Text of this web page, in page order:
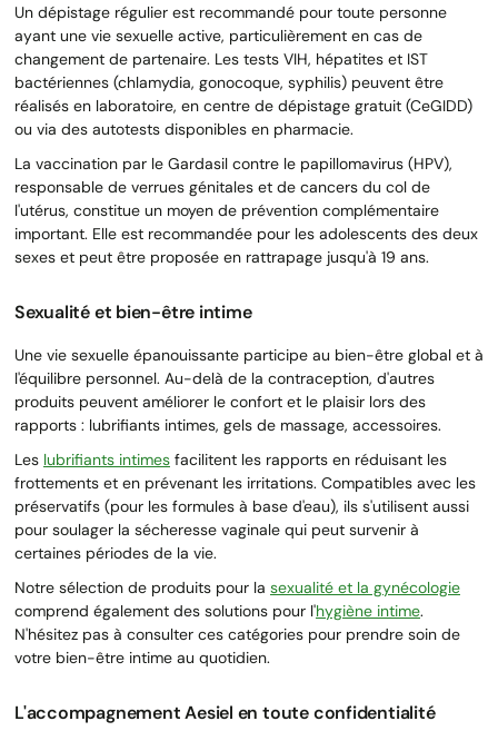
Un dépistage régulier est recommandé pour toute personne
ayant une vie sexuelle active, particulièrement en cas de
changement de partenaire. Les tests VIH, hépatites et IST
bactériennes (chlamydia, gonocoque, syphilis) peuvent être
réalisés en laboratoire, en centre de dépistage gratuit (CeGIDD)
ou via des autotests disponibles en pharmacie.
La vaccination par le Gardasil contre le papillomavirus (HPV),
responsable de verrues génitales et de cancers du col de
l'utérus, constitue un moyen de prévention complémentaire
important. Elle est recommandée pour les adolescents des deux
sexes et peut être proposée en rattrapage jusqu'à 19 ans.
Sexualité et bien-être intime
Une vie sexuelle épanouissante participe au bien-être global et à
l'équilibre personnel. Au-delà de la contraception, d'autres
produits peuvent améliorer le confort et le plaisir lors des
rapports : lubrifiants intimes, gels de massage, accessoires.
Les lubrifiants intimes facilitent les rapports en réduisant les
frottements et en prévenant les irritations. Compatibles avec les
préservatifs (pour les formules à base d'eau), ils s'utilisent aussi
pour soulager la sécheresse vaginale qui peut survenir à
certaines périodes de la vie.
Notre sélection de produits pour la sexualité et la gynécologie
comprend également des solutions pour l'hygiène intime.
N'hésitez pas à consulter ces catégories pour prendre soin de
votre bien-être intime au quotidien.
L'accompagnement Aesiel en toute confidentialité